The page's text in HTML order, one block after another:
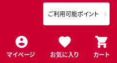
マイページ お気に入り カート
ご利用可能ポイント